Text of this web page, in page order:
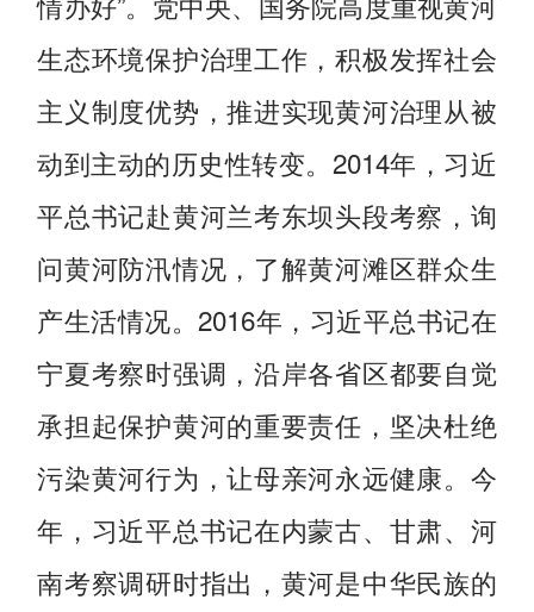
生态环境保护治理工作，积极发挥社会
主义制度优势，推进实现黄河治理从被
动到主动的历史性转变。2014年，习近
平总书记赴黄河兰考东坝头段考察，询
问黄河防汛情况，了解黄河滩区群众生
产生活情况。2016年，习近平总书记在
宁夏考察时强调，沿岸各省区都要自觉
承担起保护黄河的重要责任，坚决杜绝
污染黄河行为，让母亲河永远健康。今
年，习近平总书记在内蒙古、甘肃、河
南考察调研时指出，黄河是中华民族的